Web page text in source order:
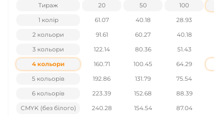
Тираж 20 50 100
1 колір
61.07 40.18 28.93
2 кольори
91.61 60.27 40.18
3 кольори
122.14 80.36 51.43
4 кольори
160.71 100.45 64.29
5 кольорів
192.86 131.79 75.54
6 кольорів
223.39 152.68 88.39
CMYK (без білого)
240.28 154.54 87.04